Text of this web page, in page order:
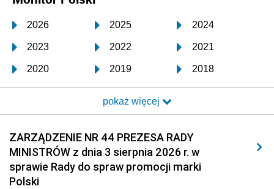
2026 2025 2024
2023 2022 2021
2020 2019 2018
2017 2016 2015
2014 2013 2012
2011 2010 2009
2008 2007 2006
2005
pokaż więcej
ZARZĄDZENIE NR 44 PREZESA RADY
MINISTRÓW z dnia 3 sierpnia 2026 r. w
sprawie Rady do spraw promocji marki
Polski